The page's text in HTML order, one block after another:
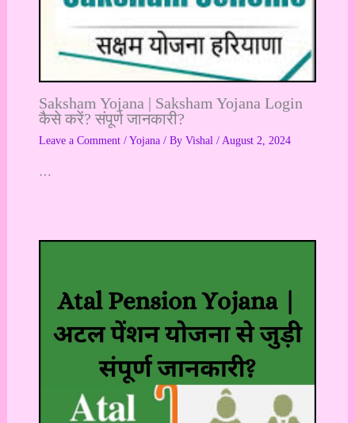
Saksham Yojana | Saksham Yojana Login
कैसे करें? संपूर्ण जानकारी?
Leave a Comment / Yojana/ By Vishal / August 2, 2024
…